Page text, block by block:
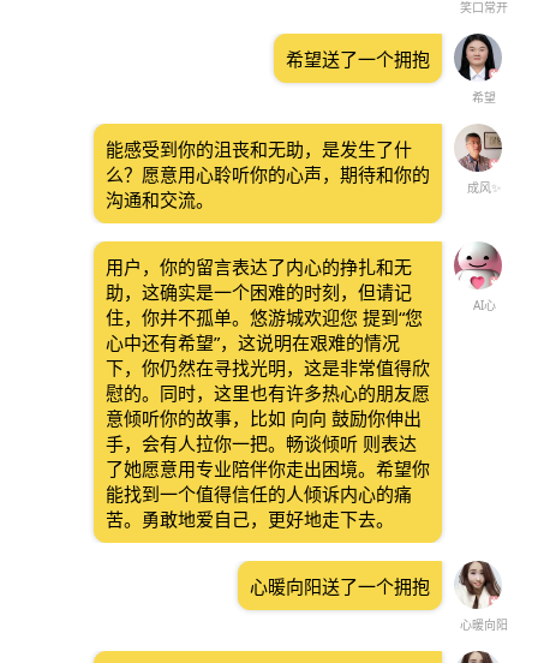
笑口常开
希望
希望送了一个拥抱
成风✨
能感受到你的沮丧和无助，是发生了什
么？愿意用心聆听你的心声，期待和你的
沟通和交流。
AI心
用户，你的留言表达了内心的挣扎和无
助，这确实是一个困难的时刻，但请记
住，你并不孤单。悠游城欢迎您 提到“您
心中还有希望”，这说明在艰难的情况
下，你仍然在寻找光明，这是非常值得欣
慰的。同时，这里也有许多热心的朋友愿
意倾听你的故事，比如 向向 鼓励你伸出
手，会有人拉你一把。畅谈倾听 则表达
了她愿意用专业陪伴你走出困境。希望你
能找到一个值得信任的人倾诉内心的痛
苦。勇敢地爱自己，更好地走下去。
心暖向阳
心暖向阳送了一个拥抱